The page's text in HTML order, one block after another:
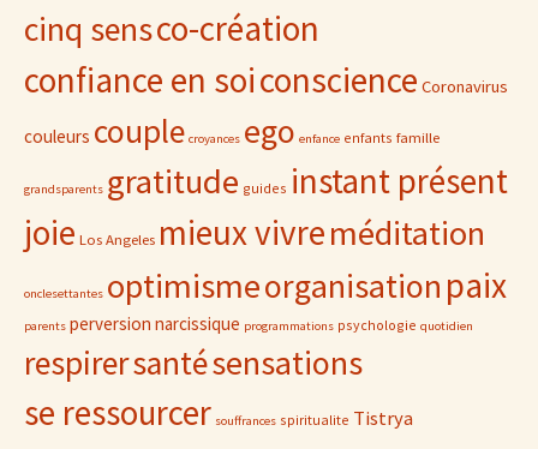
cinq sensco-création
confiance en soiconscience Coronavirus
couleurs couple croyances ego enfance enfants famille
grandsparents gratitude guides instant présent
joie Los Angeles mieux vivreméditation
onclesettantes optimismeorganisationpaix
parents perversion narcissique programmations psychologie quotidien
respirersantésensations
se ressourcer souffrances spiritualite Tistrya